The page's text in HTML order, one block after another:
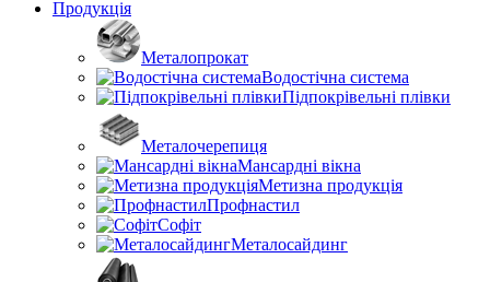
Продукція
Металопрокат
Водостічна система
Підпокрівельні плівки
Металочерепиця
Мансардні вікна
Метизна продукція
Профнастил
Софіт
Металосайдинг